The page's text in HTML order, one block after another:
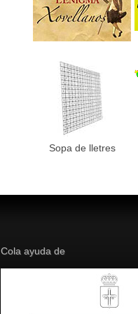
Sopa de lletres
Cola ayuda de